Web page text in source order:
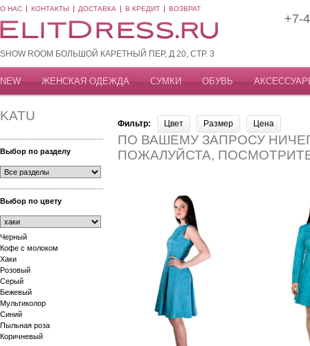
О НАС КОНТАКТЫ ДОСТАВКА В КРЕДИТ ВОЗВРАТ
SHOW ROOM БОЛЬШОЙ КАРЕТНЫЙ ПЕР, Д 20, СТР. 3
+7-
NEW ЖЕНСКАЯ ОДЕЖДА СУМКИ ОБУВЬ
KATU
Выбор по разделу
Выбор по цвету
Черный
Кофе с молоком
Хаки
Розовый
Серый
Бежевый
Мультиколор
Синий
Пыльная роза
Коричневый
Фильтр: Цвет Размер Цена
ПО ВАШЕМУ ЗАПРОСУ
ПОЖАЛУЙСТА,